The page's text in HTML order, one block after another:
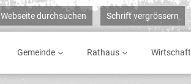
Webseite durchsuchen Schrift vergrössern
Gemeinde Rathaus Wirtschaft